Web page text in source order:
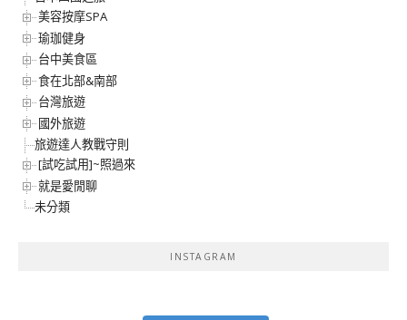
美容按摩SPA
瑜珈健身
台中美食區
食在北部&南部
台灣旅遊
國外旅遊
旅遊達人教戰守則
[試吃試用]~照過來
就是愛閒聊
未分類
INSTAGRAM